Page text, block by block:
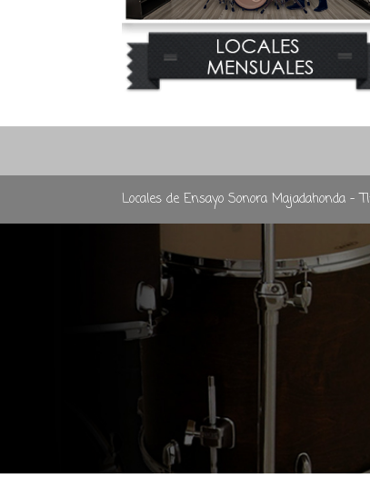
Locales de Ensayo Sonora Majadahonda -